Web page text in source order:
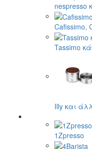
nespresso
Cafissimo,
Tassimo
Illy και
1Zpresso